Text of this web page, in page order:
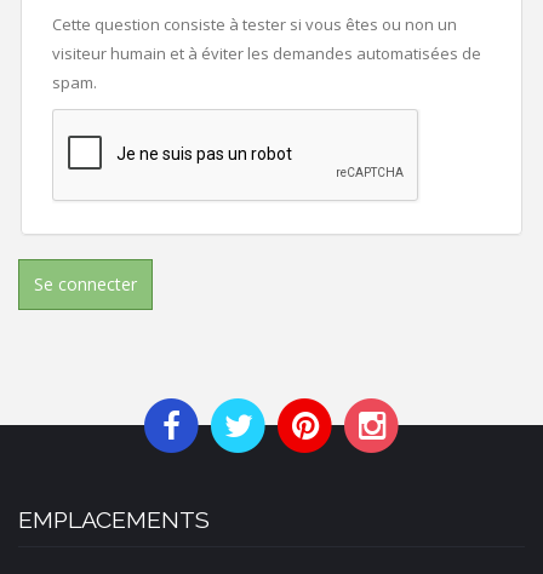
Cette question consiste à tester si vous êtes ou non un
visiteur humain et à éviter les demandes automatisées de
spam.
Se connecter
EMPLACEMENTS